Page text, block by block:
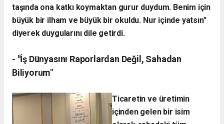
taşında ona katkı koymaktan gurur duydum. Benim için
büyük bir ilham ve büyük bir okuldu. Nur içinde yatsın"
diyerek duygularını dile getirdi.
- ​"İş Dünyasını Raporlardan Değil, Sahadan
Biliyorum"
​Ticaretin ve üretimin
içinden gelen bir isim